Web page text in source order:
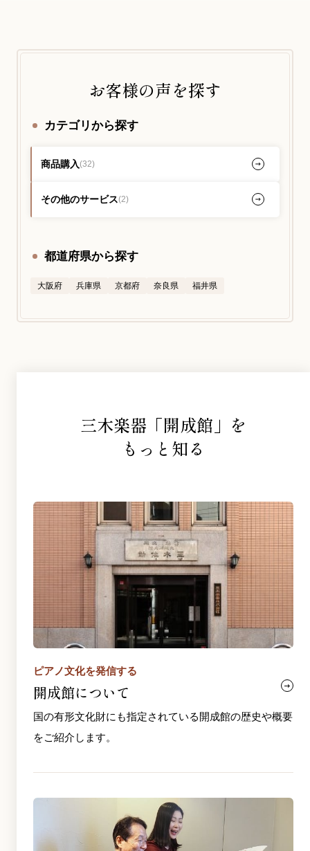
お客様の声を探す
カテゴリから探す
商品購入(32)
その他のサービス(2)
都道府県から探す
大阪府 兵庫県 京都府 奈良県 福井県
三木楽器「開成館」を
もっと知る
ピアノ文化を発信する
開成館について
国の有形文化財にも指定されている開成館の歴史や概要
をご紹介します。